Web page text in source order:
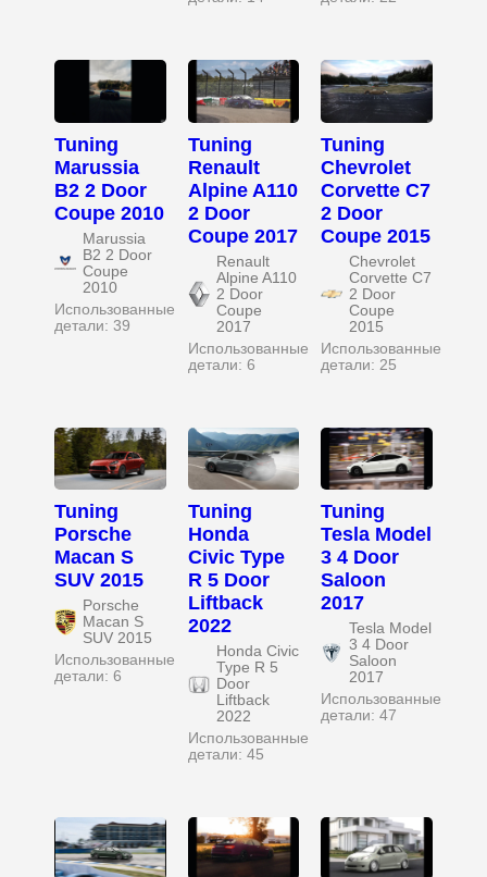
Tuning
Marussia
B2 2 Door
Coupe 2010
Marussia
B2 2 Door
Coupe
2010
Использованные
детали: 39
Tuning
Renault
Alpine A110
2 Door
Coupe 2017
Renault
Alpine A110
2 Door
Coupe
2017
Использованные
детали: 6
Tuning
Chevrolet
Corvette C7
2 Door
Coupe 2015
Chevrolet
Corvette C7
2 Door
Coupe
2015
Использованные
детали: 25
Tuning
Porsche
Macan S
SUV 2015
Porsche
Macan S
SUV 2015
Использованные
детали: 6
Tuning
Honda
Civic Type
R 5 Door
Liftback
2022
Honda Civic
Type R 5
Door
Liftback
2022
Использованные
детали: 45
Tuning
Tesla Model
3 4 Door
Saloon
2017
Tesla Model
3 4 Door
Saloon
2017
Использованные
детали: 47